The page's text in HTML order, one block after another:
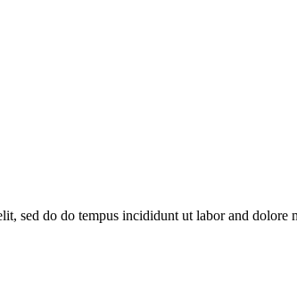
sed do do tempus incididunt ut labor and